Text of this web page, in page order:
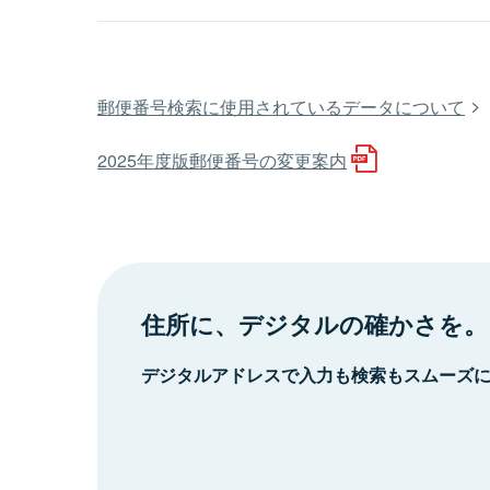
郵便番号検索に使用されているデータについて
2025年度版郵便番号の変更案内
住所に、デジタルの確かさを。
デジタルアドレスで入力も検索もスムーズ